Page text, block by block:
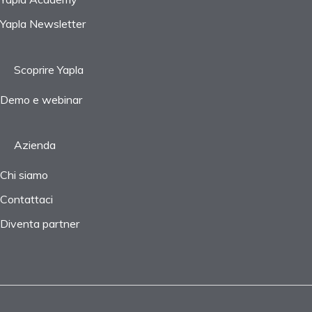
Yapla Newsletter
Scoprire Yapla
Demo e webinar
Azienda
Chi siamo
Contattaci
Diventa partner